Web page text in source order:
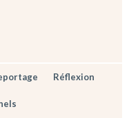
Réflexion